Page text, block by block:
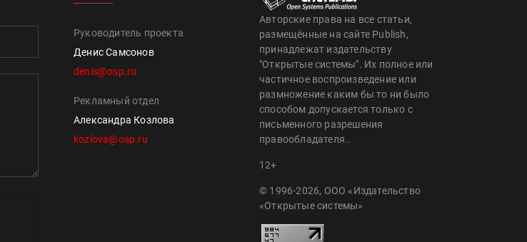
Руководитель проекта
Денис Самсонов
denis@osp.ru
Рекламный отдел
Александра Козлова
kozlova@osp.ru
Авторские права на все статьи,
размещённые на сайте Publish,
принадлежат издательству
"Открытые системы". Их полное или
частичное воспроизведение или
размножение каким бы то ни было
способом допускается только с
письменного разрешения
правообладателя..
12+
© 1996-2026, ООО «Издательство
«Открытые системы»